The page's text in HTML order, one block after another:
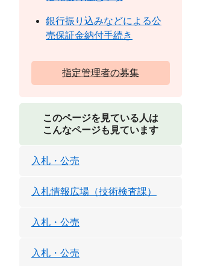
銀行振り込みなどによる公
売保証金納付手続き
指定管理者の募集
このページを見ている人は
こんなページも見ています
入札・公売
入札情報広場（技術検査課）
入札・公売
入札・公売